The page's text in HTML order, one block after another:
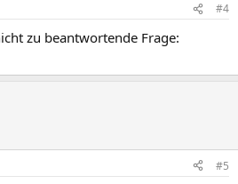
#4
zu beantwortende Frage:
#5